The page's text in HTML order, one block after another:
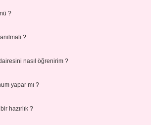
?
?
nasıl öğrenirim ?
yapar mı ?
hazırlık ?